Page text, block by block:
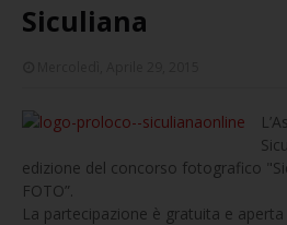
Siculiana
edizione del concorso fotografico
FOTO”.
La partecipazione è gratuita e